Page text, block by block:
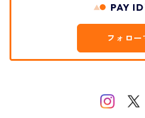
PAY ID
フォロー